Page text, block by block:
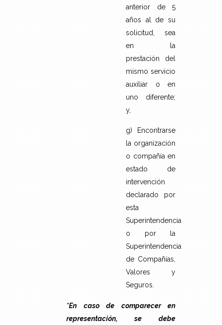
anterior de 5
años al de su
solicitud, sea
en la
prestación del
mismo servicio
auxiliar o en
uno diferente;
y,
g) Encontrarse
la organización
o compañía en
estado de
intervención
declarado por
esta
Superintendencia
o por la
Superintendencia
de Compañías,
Valores y
Seguros.
*En caso de comparecer en
representación, se debe